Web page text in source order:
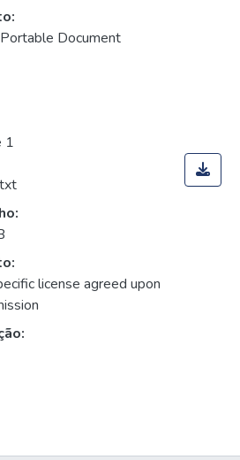
Document
1
license agreed upon